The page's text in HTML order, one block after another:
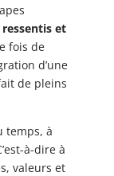
ressentis et
fois de
d’une
de pleins
temps, à
à-dire à
valeurs et